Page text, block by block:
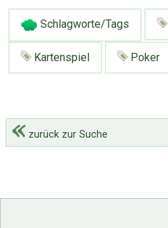
Schlagworte/Tags
Kartenspiel Poker
zurück zur Suche